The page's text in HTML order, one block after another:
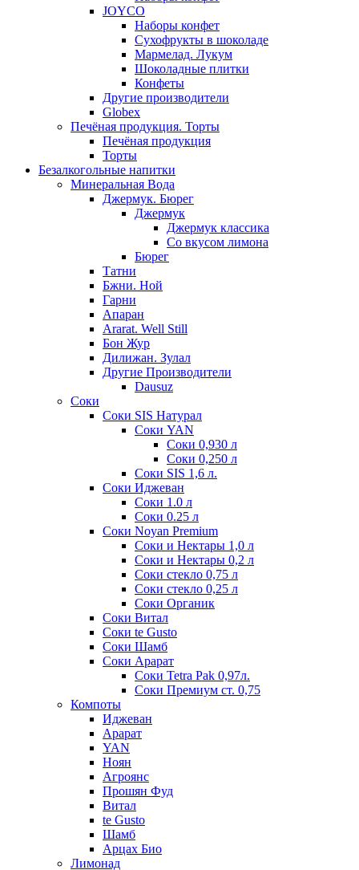
JOYCO
Наборы конфет
Сухофрукты в шоколаде
Мармелад. Лукум
Шоколадные плитки
Конфеты
Другие производители
Globex
Печёная продукция. Торты
Печёная продукция
Торты
Безалкогольные напитки
Минеральная Вода
Джермук. Бюрег
Джермук
Джермук классика
Со вкусом лимона
Бюрег
Татни
Бжни. Ной
Гарни
Апаран
Ararat. Well Still
Бон Жур
Дилижан. Зулал
Другие Производители
Dausuz
Соки
Соки SIS Натурал
Соки YAN
Соки 0,930 л
Соки 0,250 л
Соки SIS 1,6 л.
Соки Иджеван
Соки 1.0 л
Соки 0.25 л
Соки Noyan Premium
Соки и Нектары 1,0 л
Соки и Нектары 0,2 л
Соки стекло 0,75 л
Соки стекло 0,25 л
Соки Органик
Соки Витал
Соки te Gusto
Соки Шамб
Соки Арарат
Соки Tetra Pak 0,97л.
Соки Премиум ст. 0,75
Компоты
Иджеван
Арарат
YAN
Ноян
Агроянс
Прошян Фуд
Витал
te Gusto
Шамб
Арцах Био
Лимонад